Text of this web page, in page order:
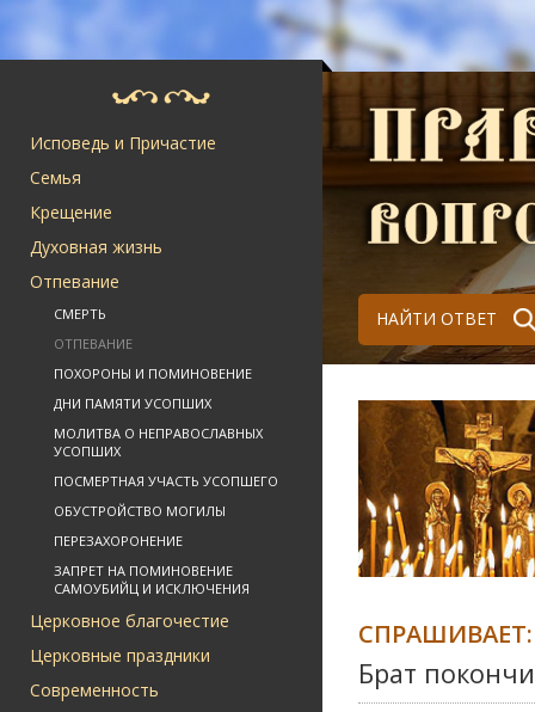
Исповедь и Причастие
Семья
Крещение
Духовная жизнь
Отпевание
СМЕРТЬ
ОТПЕВАНИЕ
ПОХОРОНЫ И ПОМИНОВЕНИЕ
ДНИ ПАМЯТИ УСОПШИХ
МОЛИТВА О НЕПРАВОСЛАВНЫХ
УСОПШИХ
ПОСМЕРТНАЯ УЧАСТЬ УСОПШЕГО
ОБУСТРОЙСТВО МОГИЛЫ
ПЕРЕЗАХОРОНЕНИЕ
ЗАПРЕТ НА ПОМИНОВЕНИЕ
САМОУБИЙЦ И ИСКЛЮЧЕНИЯ
Церковное благочестие
Церковные праздники
Современность
НАЙТИ ОТВЕТ
СПРАШИВАЕТ:
Брат